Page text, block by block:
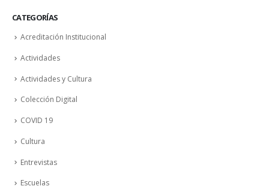
CATEGORÍAS
Acreditación Institucional
Actividades
Actividades y Cultura
Colección Digital
COVID 19
Cultura
Entrevistas
Escuelas